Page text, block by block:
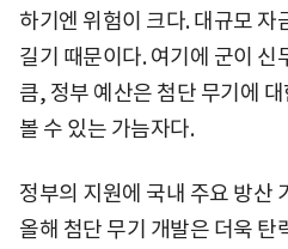
하기엔 위험이 크다. 대규모 자
길기 때문이다. 여기에 군이 신
큼, 정부 예산은 첨단 무기에
볼 수 있는 가늠자다.
정부의 지원에 국내 주요 방산
올해 첨단 무기 개발은 더욱 탄